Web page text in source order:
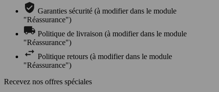
Garanties sécurité (à modifier dans le module
"Réassurance")
Politique de livraison (à modifier dans le module
"Réassurance")
Politique retours (à modifier dans le module
"Réassurance")
Recevez nos offres spéciales